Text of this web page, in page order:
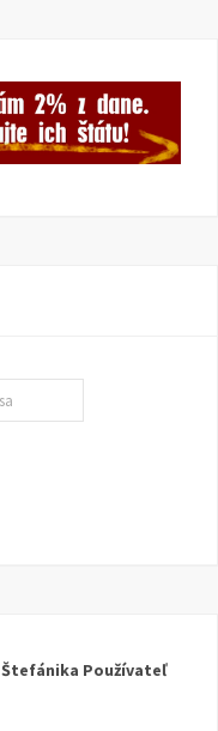
Používateľ